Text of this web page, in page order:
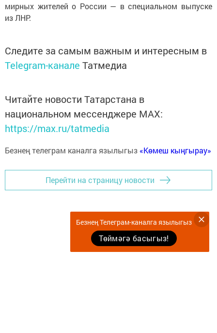
мирных жителей о России — в специальном выпуске
из ЛНР.
Следите за самым важным и интересным в
Telegram-канале Татмедиа
Читайте новости Татарстана в
национальном мессенджере MАХ:
https://max.ru/tatmedia
Безнең телеграм каналга язылыгыз «Көмеш кыңгырау»
Перейти на страницу новости
Безнең Телеграм-каналга язылыгыз
Төймәгә басыгыз!